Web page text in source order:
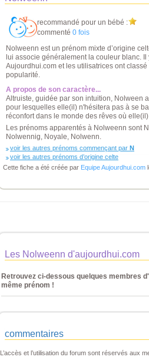
recommandé pour un bébé :
commenté 0 fois
Nolweenn est un prénom mixte d’origine
lui associe généralement la couleur blanc.
Aujourdhui.com et les utilisatrices ont
popularité.
A propos de son caractère...
Altruiste, guidée par son intuition, Nolween
pour lesquelles elle(il) n'hésitera pas à se
réconfort dans le monde des rêves où
Les prénoms apparentés à Nolweenn sont
Nolwennig, Noyale, Nolwenn.
voir les autres prénoms commençant par N
voir les autres prénoms d’origine celte
Cette fiche a été créée par Equipe Aujourdhui.com
Les Nolweenn d'aujourdhui.com
Retrouvez ci-dessous quelques membres
même prénom !
commentaires
L’accès et l’utilisation du forum sont réservés aux